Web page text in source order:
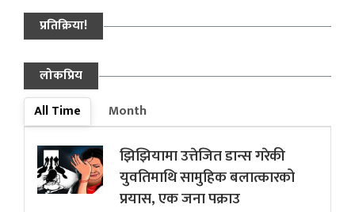
प्रतिक्रिया!
लोकप्रिय
All Time
Month
झिझियामा उत्तेजित डान्स गरेकी
युवतिमाथि सामुहिक बलात्कारको
प्रयास, एक जना पक्राउ